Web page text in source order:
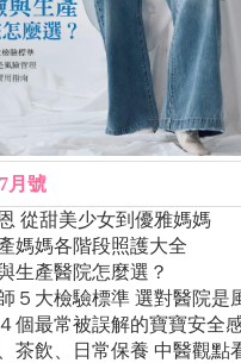
月號
從甜美少女到優雅媽媽
媽媽各階段照護大全
生產醫院怎麼選？
５大檢驗標準 選對醫院是
個最常被誤解的寶寶安全
茶飲、日常保養 中醫觀點